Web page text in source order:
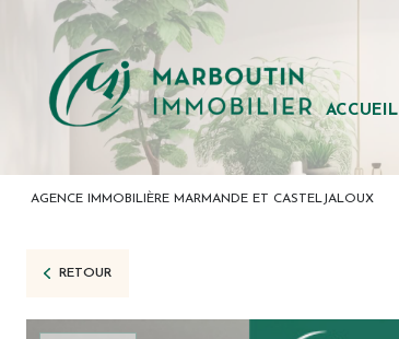
ACCUEIL
AGENCE IMMOBILIÈRE MARMANDE ET CASTELJALOUX
RETOUR